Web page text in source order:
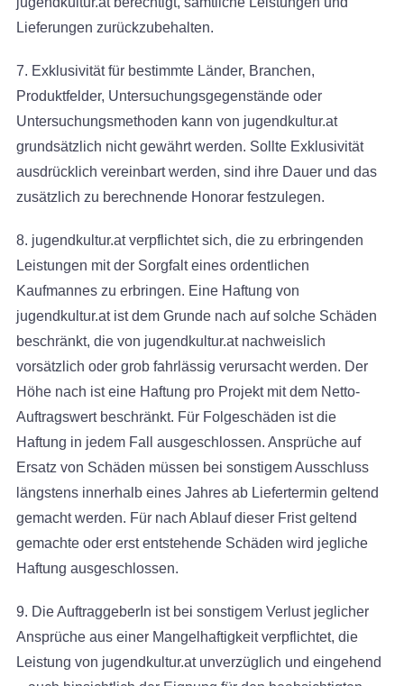
Lieferungen zurückzubehalten.
7. Exklusivität für bestimmte Länder, Branchen,
Produktfelder, Untersuchungsgegenstände oder
Untersuchungsmethoden kann von jugendkultur.at
grundsätzlich nicht gewährt werden. Sollte Exklusivität
ausdrücklich vereinbart werden, sind ihre Dauer und das
zusätzlich zu berechnende Honorar festzulegen.
8. jugendkultur.at verpflichtet sich, die zu erbringenden
Leistungen mit der Sorgfalt eines ordentlichen
Kaufmannes zu erbringen. Eine Haftung von
jugendkultur.at ist dem Grunde nach auf solche Schäden
beschränkt, die von jugendkultur.at nachweislich
vorsätzlich oder grob fahrlässig verursacht werden. Der
Höhe nach ist eine Haftung pro Projekt mit dem Netto-
Auftragswert beschränkt. Für Folgeschäden ist die
Haftung in jedem Fall ausgeschlossen. Ansprüche auf
Ersatz von Schäden müssen bei sonstigem Ausschluss
längstens innerhalb eines Jahres ab Liefertermin geltend
gemacht werden. Für nach Ablauf dieser Frist geltend
gemachte oder erst entstehende Schäden wird jegliche
Haftung ausgeschlossen.
9. Die AuftraggeberIn ist bei sonstigem Verlust jeglicher
Ansprüche aus einer Mangelhaftigkeit verpflichtet, die
Leistung von jugendkultur.at unverzüglich und eingehend